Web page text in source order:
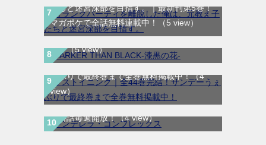
たちと迷宮深部を目指す。｜最新刊第5巻！
マガポケで全話無料連載中！
（5 view）
DARKER THAN BLACK-漆黒の花-｜全4巻完
結！マンガUP!で最終巻まで全巻無料配信
中！（5 view）
ラストイニング｜全44巻完結！サンデーう
ぇぶりで最終巻まで全巻無料掲載中！（4
view）
シンデレラ・コンプレックス｜マンガMeeで
無料話毎週開放！（4 view）